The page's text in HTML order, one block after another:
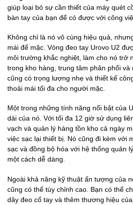
giúp loại bỏ sự cần thiết của máy quét
bàn tay của bạn để có được với công
Không chỉ là nó vô cùng hiệu quả,
mái để mặc. Vòng đeo tay Urovo U2
môi trường khắc nghiệt, làm cho nó trở
trong kho hàng, trung tâm phân phối và
cũng có trọng lượng nhẹ và thiết kế
thoải mái tối đa cho người mặc.
Một trong những tính năng nổi bật của
dài của nó. Với tối đa 12 giờ sử dụng
vạch và quản lý hàng tồn kho cả ngày
việc sạc lại thiết bị. Nó cũng đi kèm với
sạc và đồng bộ hóa với hệ thống quản
một cách dễ dàng.
Ngoài khả năng kỹ thuật ấn tượng của
cũng có thể tùy chỉnh cao. Bạn có thể
dây đeo cổ tay và thêm thương hiệu